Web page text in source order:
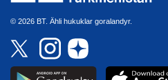
© 2026 BT. Ähli hukuklar goralandyr.